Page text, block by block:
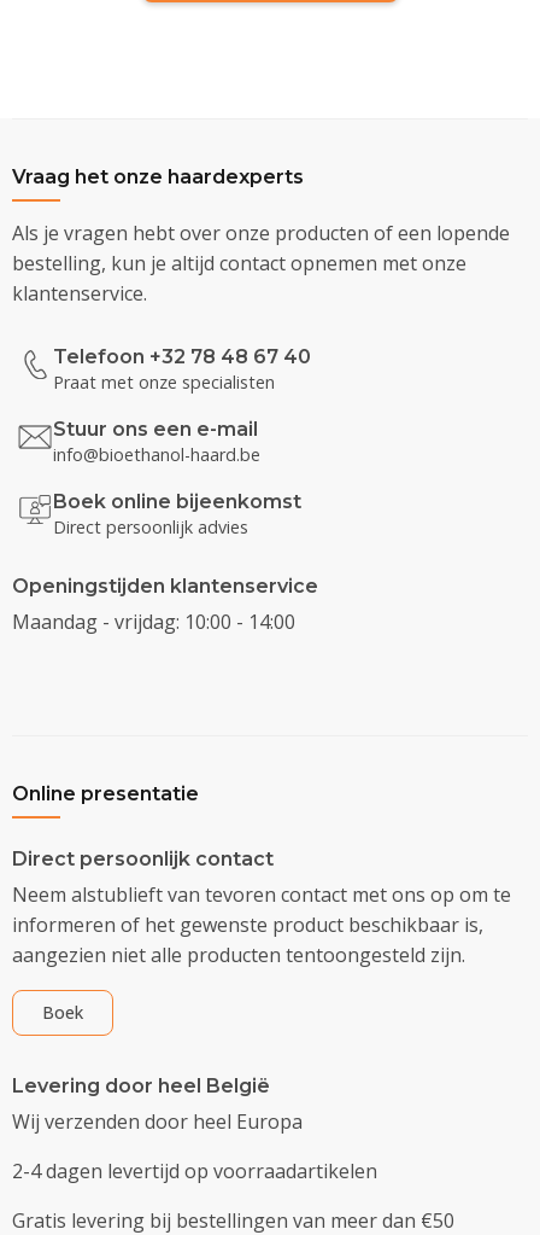
Vraag het onze haardexperts
Als je vragen hebt over onze producten of een lopende
bestelling, kun je altijd contact opnemen met onze
klantenservice.
Telefoon +32 78 48 67 40
Praat met onze specialisten
Stuur ons een e-mail
info@bioethanol-haard.be
Boek online bijeenkomst
Direct persoonlijk advies
Openingstijden klantenservice
Maandag - vrijdag: 10:00 - 14:00
Online presentatie
Direct persoonlijk contact
Neem alstublieft van tevoren contact met ons op om te
informeren of het gewenste product beschikbaar is,
aangezien niet alle producten tentoongesteld zijn.
Boek
Levering door heel België
Wij verzenden door heel Europa
2-4 dagen levertijd op voorraadartikelen
Gratis levering bij bestellingen van meer dan €50